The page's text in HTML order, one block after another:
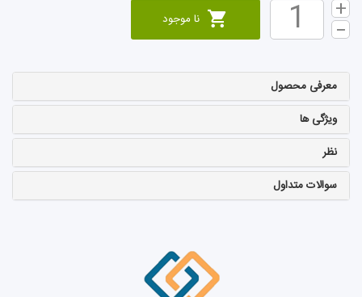
نا موجود
معرفی محصول
ویژگی ها
نظر
سوالات متداول